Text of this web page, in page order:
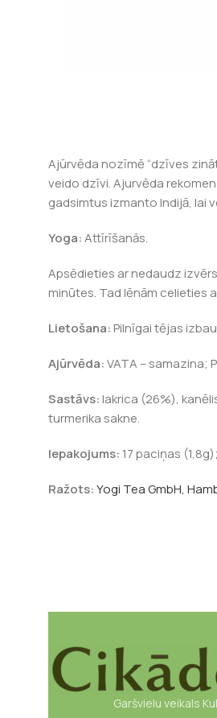
Ajūrvēda nozīmē “dzīves
veido dzīvi. Ajurvēda
gadsimtus izmanto Indijā, lai
Yoga:Attīrīšanās.
Apsēdieties ar nedaudz
minūtes. Tad lēnām celieties
Lietošana:Pilnīgai tējas
Ajūrvēda:VATA – samazina;
Sastāvs:lakrica (26%),
turmerika sakne.
Iepakojums: 17 paciņas
Ražots:Yogi Tea GmbH,
Garšvielu veikals